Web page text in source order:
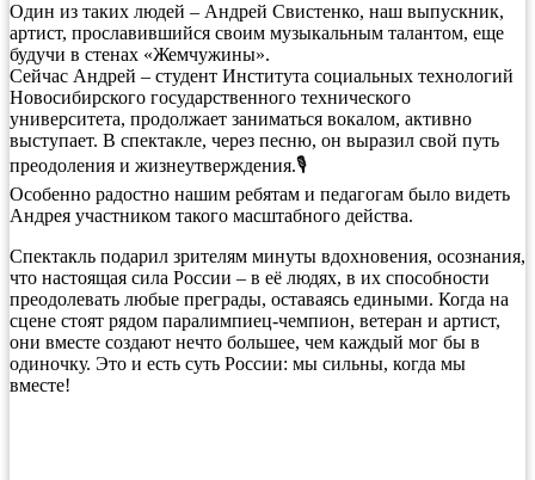
Один из таких людей – Андрей Свистенко, наш выпускник,
артист, прославившийся своим музыкальным талантом, еще
будучи в стенах «Жемчужины».
Сейчас Андрей – студент Института социальных технологий
Новосибирского государственного технического
университета, продолжает заниматься вокалом, активно
выступает. В спектакле, через песню, он выразил свой путь
преодоления и жизнеутверждения.🎙
Особенно радостно нашим ребятам и педагогам было видеть
Андрея участником такого масштабного действа.
Спектакль подарил зрителям минуты вдохновения, осознания,
что настоящая сила России – в её людях, в их способности
преодолевать любые преграды, оставаясь едиными. Когда на
сцене стоят рядом паралимпиец-чемпион, ветеран и артист,
они вместе создают нечто большее, чем каждый мог бы в
одиночку. Это и есть суть России: мы сильны, когда мы
вместе!